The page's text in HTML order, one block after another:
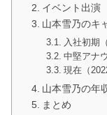
イベント出演
山本雪乃のキ
入社初期
中堅アナ
現在（
山本雪乃の年
まとめ